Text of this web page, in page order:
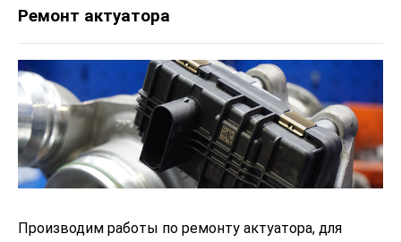
Ремонт актуатора
Производим работы по ремонту актуатора, для